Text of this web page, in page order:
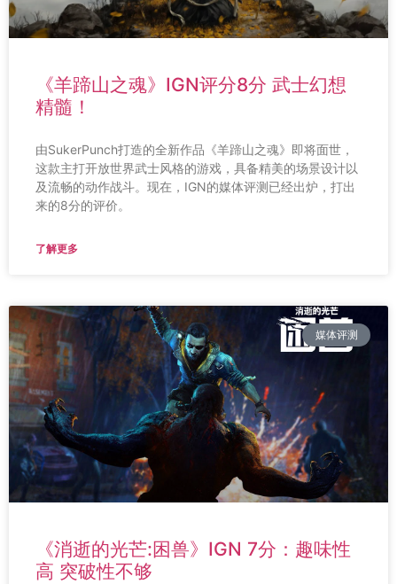
《羊蹄山之魂》IGN评分8分 武士幻想
精髓！
由SukerPunch打造的全新作品《羊蹄山之魂》即将面世，
这款主打开放世界武士风格的游戏，具备精美的场景设计以
及流畅的动作战斗。现在，IGN的媒体评测已经出炉，打出
来的8分的评价。
了解更多
媒体评测
《消逝的光芒:困兽》IGN 7分：趣味性
高 突破性不够